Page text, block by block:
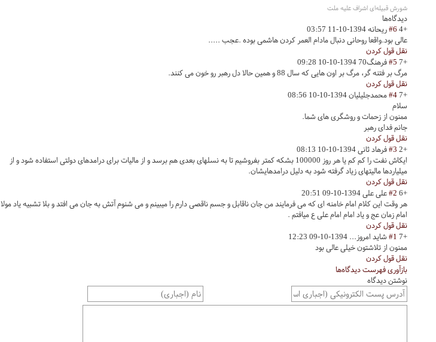
شورش قبیله‌ای اشراف علیه ملت
دیدگاه‌ها
+4
#6ریحانه1394-10-11 03:57
عالی بود.واقعا روحانی دنبال مادام العمر کردن هاشمی بوده .عجب .....
نقل قول کردن
+7
#5فرهنگ70
1394-10-10 09:28
مرگ بر فتنه گر، مرگ بر اون هایی که سال 88 و همین حالا دل رهبر رو خون می کنند.
نقل قول کردن
+7
#4محمدجلیلیان1394-10-10 08:56
سلام
ممنون از زحمات و روشگری های شما.
جانم فدای رهبر
نقل قول کردن
+2
#3فرهاد ثانی1394-10-10 08:13
ایکاش نفت را کم کم یا هر روز 100000 بشکه کمتر بفروشیم تا به نسلهای بعدی هم برسد و از مالیات برای درامدهای دولتی استفاده شود و از
میلیاردها مالیتهای زیاد گرفته شود به دلیل درامدهایشان.
نقل قول کردن
+6
#2علی علی1394-10-09 20:51
هر وقت این کلام امام خامنه ای که می فرمایند من جان ناقابل و جسم ناقصی دارم را میبینم و می شنوم آتش به جان می افتد و بلا تشبیه یاد مولا
امام زمان عج و یاد امام امام علی ع میافتم .
نقل قول کردن
+7
#1 شاید امروز... 1394-10-09 12:23
ممنون از تلاشتون خیلی عالی بود
نقل قول کردن
بازآوری فهرست دیدگاه‌ها
نوشتن دیدگاه